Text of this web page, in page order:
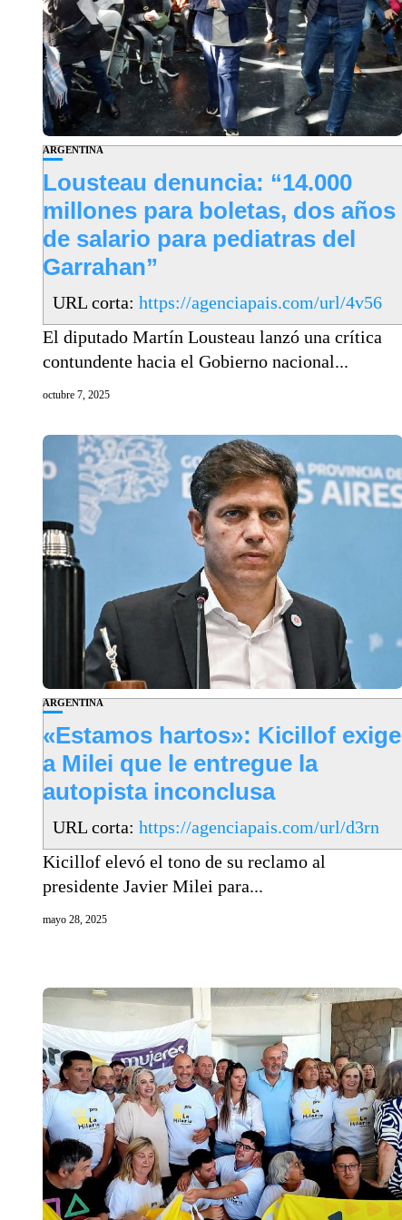
ARGENTINA
Lousteau denuncia: “14.000
millones para boletas, dos años
de salario para pediatras del
Garrahan”
URL corta: https://agenciapais.com/url/4v56
El diputado Martín Lousteau lanzó una crítica
contundente hacia el Gobierno nacional...
octubre 7, 2025
ARGENTINA
«Estamos hartos»: Kicillof exige
a Milei que le entregue la
autopista inconclusa
URL corta: https://agenciapais.com/url/d3rn
Kicillof elevó el tono de su reclamo al
presidente Javier Milei para...
mayo 28, 2025